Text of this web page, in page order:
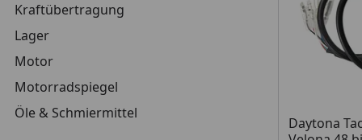
Kraftübertragung
Lager
Motor
Motorradspiegel
Öle & Schmiermittel
Daytona
Produkt